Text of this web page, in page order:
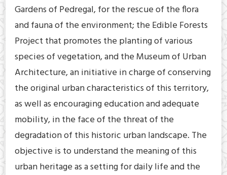
Gardens of Pedregal, for the rescue of the flora
and fauna of the environment; the Edible Forests
Project that promotes the planting of various
species of vegetation, and the Museum of Urban
Architecture, an initiative in charge of conserving
the original urban characteristics of this territory,
as well as encouraging education and adequate
mobility, in the face of the threat of the
degradation of this historic urban landscape. The
objective is to understand the meaning of this
urban heritage as a setting for daily life and the